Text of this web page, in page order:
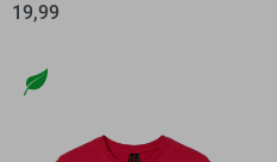
19,99